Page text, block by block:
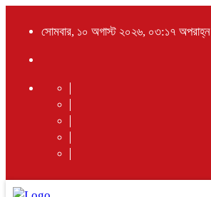
সোমবার, ১০ অগাস্ট ২০২৬, ০৩:১৭ অপরাহ্ন